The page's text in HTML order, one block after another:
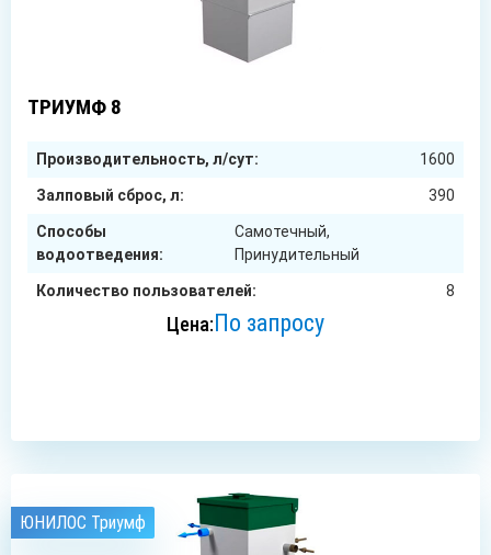
ТРИУМФ 8
Производительность, л/сут: 1600
Залповый сброс, л: 390
Способы
водоотведения:
Самотечный,
Принудительный
Количество пользователей: 8
Цена:По запросу
ЮНИЛОС Триумф